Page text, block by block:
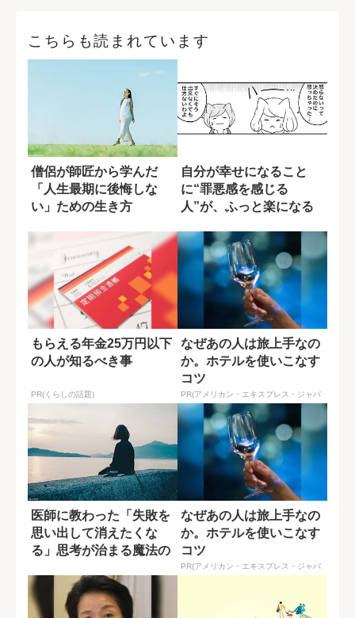
こちらも読まれています
僧侶が師匠から学んだ
「人生最期に後悔しな
い」ための生き方
自分が幸せになること
に“罪悪感を感じる
人”が、ふっと楽になる
もらえる年金25万円以下
の人が知るべき事
PR(くらしの話題)
なぜあの人は旅上手なの
か。ホテルを使いこなす
コツ
PR(アメリカン・エキスプレス・ジャパ
ン)
医師に教わった「失敗を
思い出して消えたくな
る」思考が治まる魔法の
なぜあの人は旅上手なの
か。ホテルを使いこなす
コツ
PR(アメリカン・エキスプレス・ジャパ
ン)